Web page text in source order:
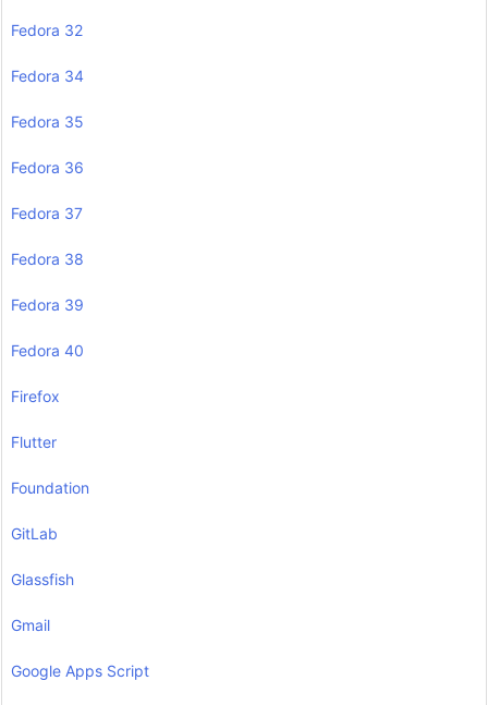
Fedora 32
Fedora 34
Fedora 35
Fedora 36
Fedora 37
Fedora 38
Fedora 39
Fedora 40
Firefox
Flutter
Foundation
GitLab
Glassfish
Gmail
Google Apps Script